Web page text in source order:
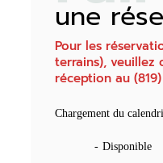
une
Pour les
terrains), veuillez
réception au
Chargement du
- Disponible